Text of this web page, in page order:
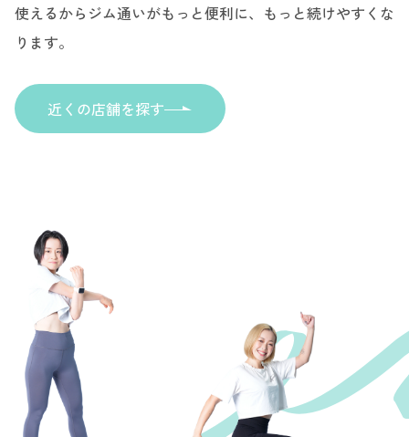
使えるからジム通いがもっと便利に、もっと続けやすくな
ります。
近くの店舗を探す